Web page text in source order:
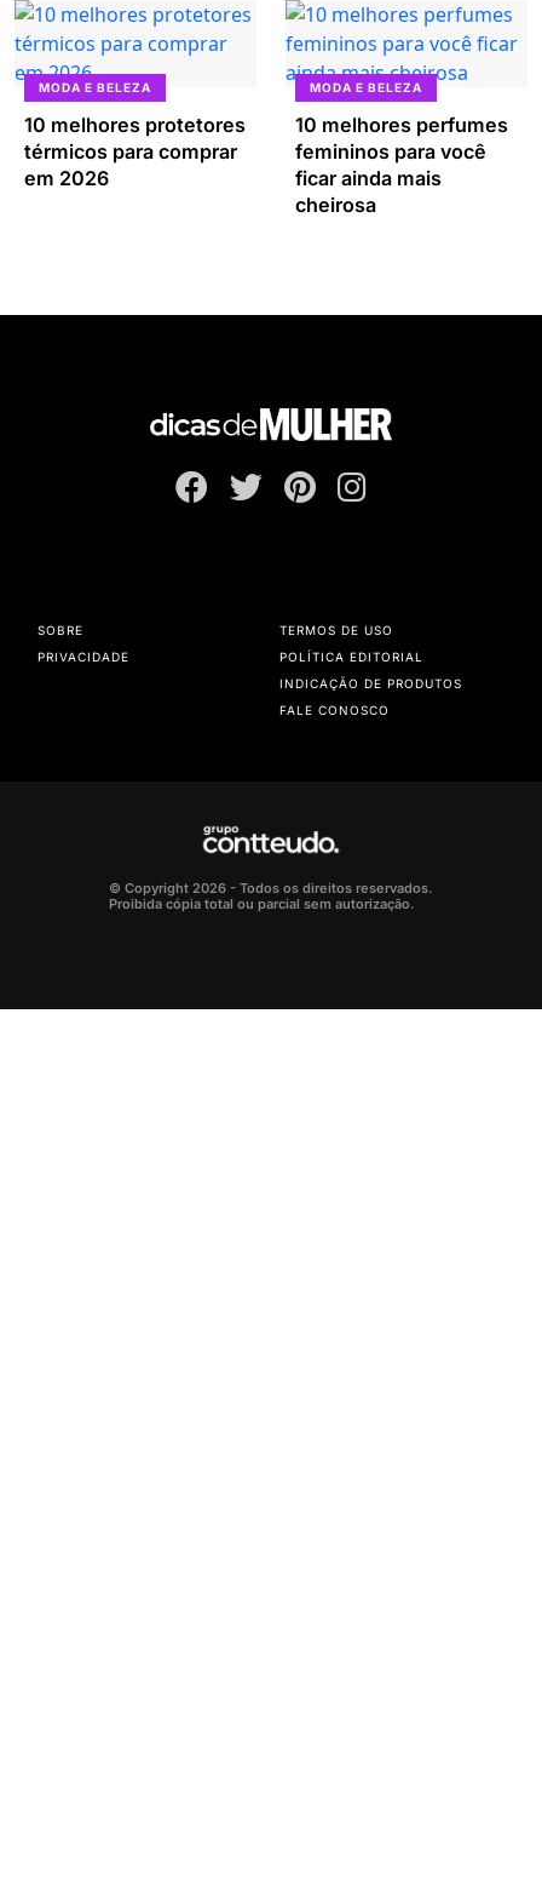
MODA E BELEZA
10 melhores protetores
térmicos para comprar
em 2026
MODA E BELEZA
10 melhores perfumes
femininos para você
ficar ainda mais
cheirosa
SOBRE
PRIVACIDADE
TERMOS DE USO
POLÍTICA EDITORIAL
INDICAÇÃO DE PRODUTOS
FALE CONOSCO
© Copyright 2026 - Todos os direitos reservados.
Proibida cópia total ou parcial sem autorização.